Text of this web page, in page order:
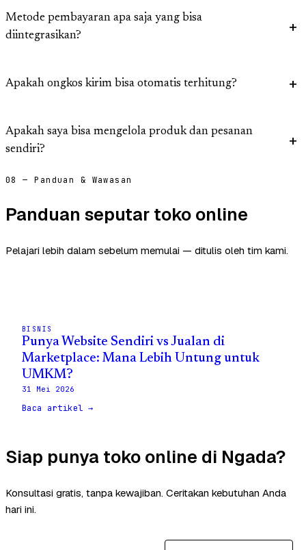
Metode pembayaran apa saja yang bisa
diintegrasikan?
Apakah ongkos kirim bisa otomatis terhitung?
Apakah saya bisa mengelola produk dan pesanan
sendiri?
08 — Panduan & Wawasan
Panduan seputar toko online
Pelajari lebih dalam sebelum memulai — ditulis oleh tim kami.
BISNIS
Punya Website Sendiri vs Jualan di
Marketplace: Mana Lebih Untung untuk
UMKM?
31 Mei 2026
Baca artikel →
Siap punya toko online di Ngada?
Konsultasi gratis, tanpa kewajiban. Ceritakan kebutuhan Anda
hari ini.